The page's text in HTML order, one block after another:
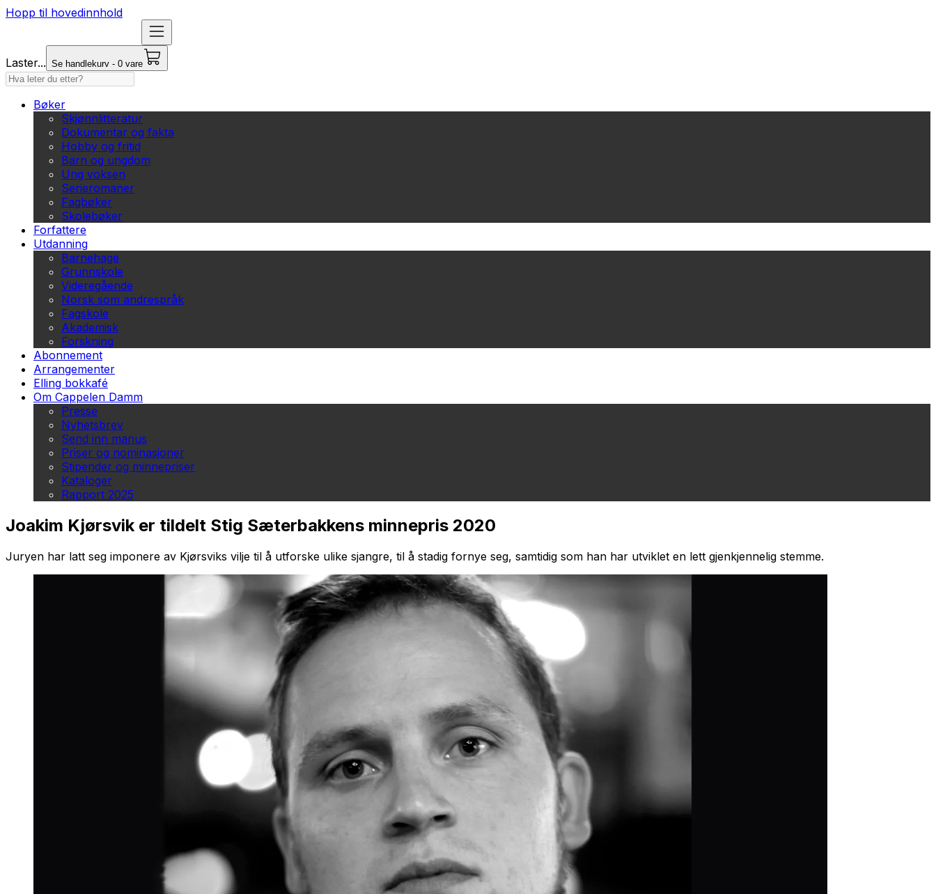
Hopp til hovedinnhold
Laster... Se handlekurv - 0 vare
Bøker
Skjønnlitteratur
Dokumentar og fakta
Hobby og fritid
Barn og ungdom
Ung voksen
Serieromaner
Fagbøker
Skolebøker
Forfattere
Utdanning
Barnehage
Grunnskole
Videregående
Norsk som andrespråk
Fagskole
Akademisk
Forskning
Abonnement
Arrangementer
Elling bokkafé
Om Cappelen Damm
Presse
Nyhetsbrev
Send inn manus
Priser og nominasjoner
Stipender og minnepriser
Kataloger
Rapport 2025
Joakim Kjørsvik er tildelt Stig Sæterbakkens minnepris 2020
Juryen har latt seg imponere av Kjørsviks vilje til å utforske ulike sjangre, til å stadig fornye seg, samtidig som han har utviklet en lett gjenkjennelig stemme.